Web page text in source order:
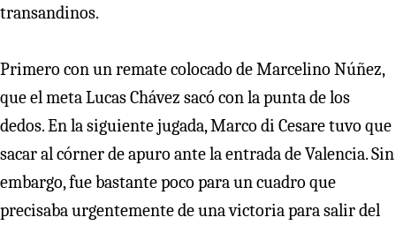
transandinos.
Primero con un remate colocado de Marcelino Núñez,
que el meta Lucas Chávez sacó con la punta de los
dedos. En la siguiente jugada, Marco di Cesare tuvo que
sacar al córner de apuro ante la entrada de Valencia. Sin
embargo, fue bastante poco para un cuadro que
precisaba urgentemente de una victoria para salir del